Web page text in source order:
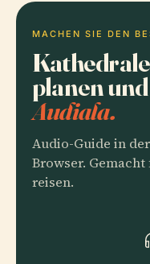
MACHEN SIE DEN
planen
Audiala.
Audio-Guide in
Browser.
reisen.